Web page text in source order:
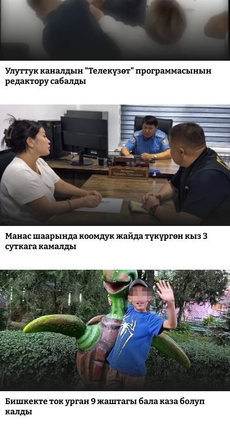
Улуттук каналдын "Телекүзөт" программасынын
редактору сабалды
Манас шаарында коомдук жайда түкүргөн кыз 3
суткага камалды
Бишкекте ток урган 9 жаштагы бала каза болуп
калды